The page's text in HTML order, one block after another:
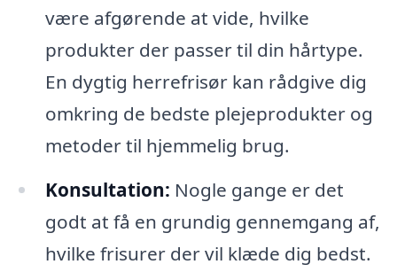
være afgørende at vide, hvilke
produkter der passer til din hårtype.
En dygtig herrefrisør kan rådgive dig
omkring de bedste plejeprodukter og
metoder til hjemmelig brug.
Konsultation: Nogle gange er det
godt at få en grundig gennemgang af,
hvilke frisurer der vil klæde dig bedst.